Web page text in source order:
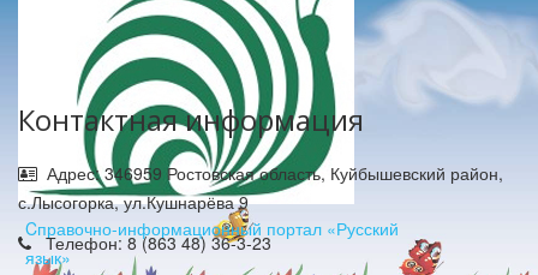
Cправочно-информационный портал «Русский
язык»
Контактная информация
Адрес: 346959 Ростовская область, Куйбышевский район,
с.Лысогорка, ул.Кушнарёва 9
Телефон: 8 (863 48) 36-3-23